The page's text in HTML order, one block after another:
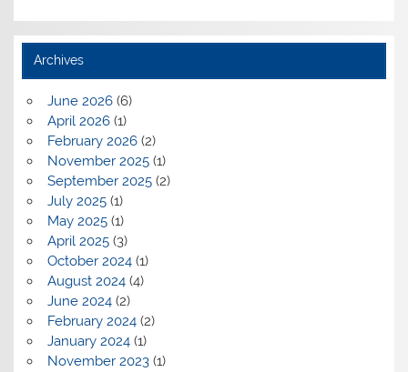
Archives
June 2026(6)
April 2026(1)
February 2026(2)
November 2025(1)
September 2025(2)
July 2025(1)
May 2025(1)
April 2025(3)
October 2024(1)
August 2024(4)
June 2024(2)
February 2024(2)
January 2024(1)
November 2023(1)